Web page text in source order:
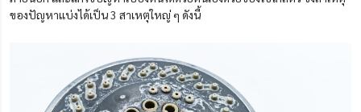
ของปัญหาแบ่งได้เป็น 3 สาเหตุใหญ่ ๆ ดังนี้